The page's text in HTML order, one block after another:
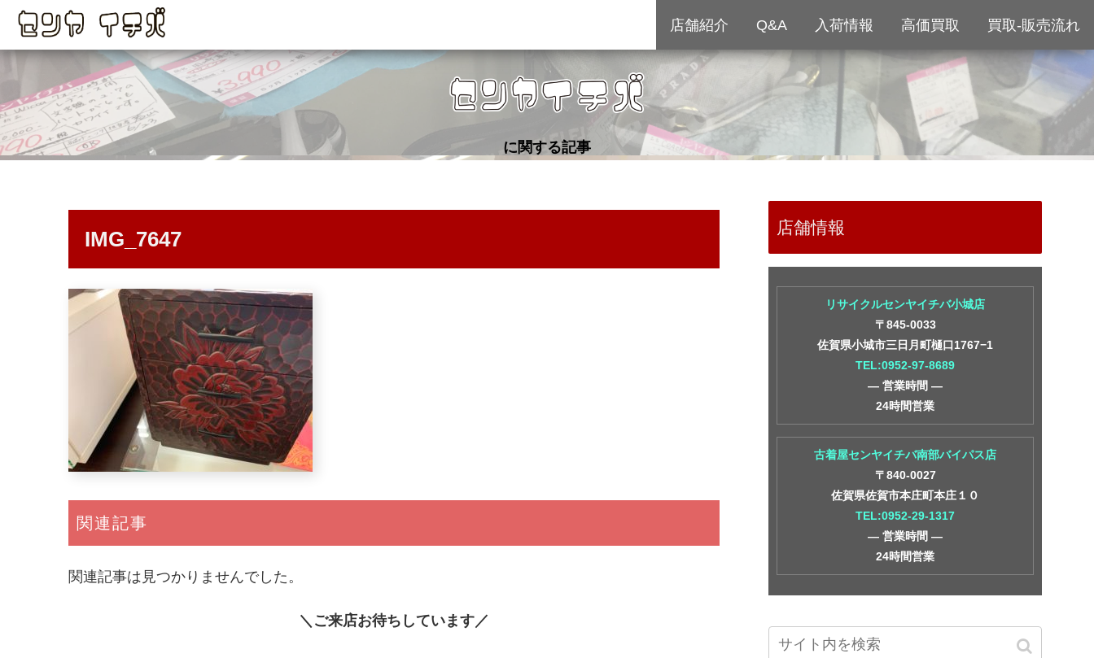
に関する記事
IMG_7647
関連記事
関連記事は見つかりませんでした。
＼ご来店お待ちしています／
店舗情報
リサイクルセンヤイチバ小城店
〒845-0033
佐賀県小城市三日月町樋口1767−1
TEL:0952-97-8689
― 営業時間 ―
24時間営業
古着屋センヤイチバ南部バイパス店
〒840-0027
佐賀県佐賀市本庄町本庄１０
TEL:0952-29-1317
― 営業時間 ―
24時間営業
店舗紹介 Q&A 入荷情報 高価買取 買取-販売流れ